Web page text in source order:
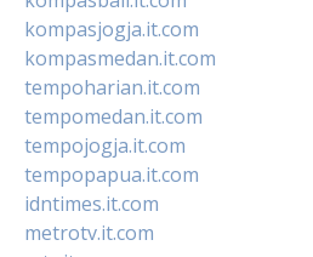
kompasjogja.it.com
kompasmedan.it.com
tempoharian.it.com
tempomedan.it.com
tempojogja.it.com
tempopapua.it.com
idntimes.it.com
metrotv.it.com